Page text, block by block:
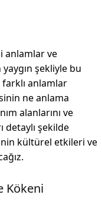
anlamlar ve
şekliyle bu
anlamlar
ne anlama
alanlarını ve
detaylı şekilde
kültürel etkileri ve
Kökeni